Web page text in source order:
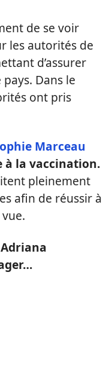
de se voir
les autorités de
d’assurer
Dans le
ont pris
Marceau
à la vaccination.
pleinement
afin de réussir à
Adriana